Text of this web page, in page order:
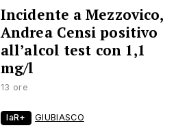
Incidente a Mezzovico,
Andrea Censi positivo
all’alcol test con 1,1
mg/l
13 ore
laR+ GIUBIASCO